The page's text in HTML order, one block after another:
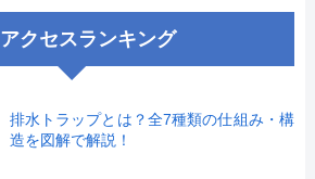
アクセスランキング
排水トラップとは？全7種類の仕組み・構
造を図解で解説！